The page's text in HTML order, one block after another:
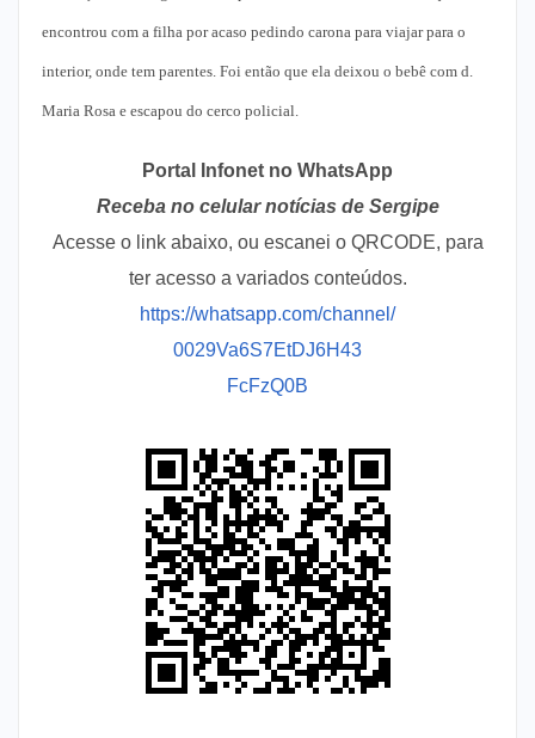
encontrou com a filha por acaso pedindo carona para viajar para o
interior, onde tem parentes. Foi então que ela deixou o bebê com d.
Maria Rosa e escapou do cerco policial.
Portal Infonet no WhatsApp
Receba no celular notícias de Sergipe
Acesse o link abaixo, ou escanei o QRCODE, para
ter acesso a variados conteúdos.
https://whatsapp.com/channel/
0029Va6S7EtDJ6H43
FcFzQ0B